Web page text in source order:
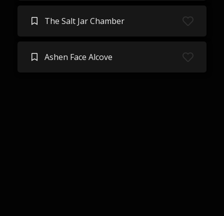
The Salt Jar Chamber
Ashen Face Alcove